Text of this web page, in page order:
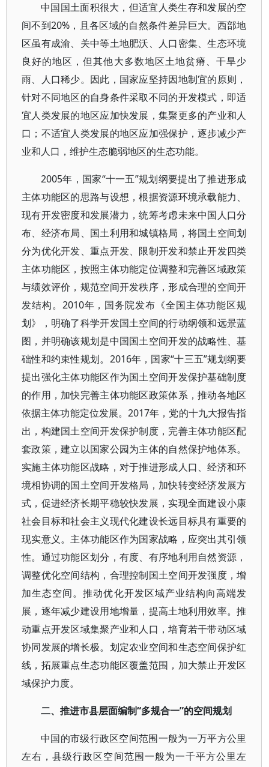
中国国土面积很大，但适宜人类生存和发展的空
间不到20%，且各区域的自然条件差异巨大。西部地
区虽有成渝、关中等土地肥沃、人口密集、生态环境
良好的地区，但其他大多数地区土地贫瘠、干旱少
雨、人口稀少。因此，国家应坚持因地制宜的原则，
针对不同地区的自身条件采取不同的开发模式，即适
宜人类发展的地区应加快发展，集聚更多的产业和人
口；不适宜人类发展的地区应加强保护，逐步减少产
业和人口，维护生态脆弱地区的生态功能。
2005年，国家“十一五”规划纲要提出了推进形成
主体功能区的思路与设想，根据资源环境承载能力、
现有开发密度和发展潜力，统筹考虑未来中国人口分
布、经济布局、国土利用和城镇格局，将国土空间划
分为优化开发、重点开发、限制开发和禁止开发四类
主体功能区，按照主体功能定位调整和完善区域政策
与绩效评价，规范空间开发秩序，形成合理的空间开
发结构。2010年，国务院发布《全国主体功能区规
划》，明确了科学开发国土空间的行动纲领和远景蓝
图，并明确该规划是中国国土空间开发的战略性、基
础性和约束性规划。2016年，国家“十三五”规划纲要
提出强化主体功能区作为国土空间开发保护基础制度
的作用，加快完善主体功能区政策体系，推动各地区
依据主体功能定位发展。2017年，党的十九大报告指
出，构建国土空间开发保护制度，完善主体功能区配
套政策，建立以国家公园为主体的自然保护地体系。
实施主体功能区战略，对于推进形成人口、经济和环
境相协调的国土空间开发格局，加快转变经济发展方
式，促进经济长期平稳较快发展，实现全面建设小康
社会目标和社会主义现代化建设长远目标具有重要的
现实意义。主体功能区作为国家战略，应突出其引领
性。通过功能区划分，有度、有序地利用自然资源，
调整优化空间结构，合理控制国土空间开发强度，增
加生态空间。推动优化开发区域产业结构向高端发
展，逐年减少建设用地增量，提高土地利用效率。推
动重点开发区域集聚产业和人口，培育若干带动区域
协同发展的增长极。划定农业空间和生态空间保护红
线，拓展重点生态功能区覆盖范围，加大禁止开发区
域保护力度。
二、推进市县层面编制“多规合一”的空间规划
中国的市级行政区空间范围一般为一万平方公里
左右，县级行政区空间范围一般为一千平方公里左